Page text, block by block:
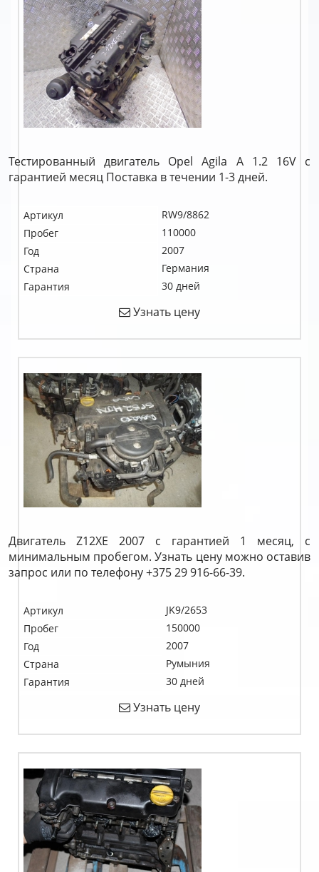
Тестированный двигатель Opel Agila A 1.2 16V c
гарантией месяц Поставка в течении 1-3 дней.
Артикул
RW9/8862
Пробег
110000
Год
2007
Страна
Германия
Гарантия
30 дней
Узнать цену
Двигатель Z12XE 2007 с гарантией 1 месяц, с
минимальным пробегом. Узнать цену можно оставив
запрос или по телефону +375 29 916-66-39.
Артикул
JK9/2653
Пробег
150000
Год
2007
Страна
Румыния
Гарантия
30 дней
Узнать цену